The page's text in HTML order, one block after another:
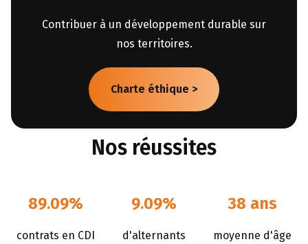
Contribuer à un développement durable sur
nos territoires.
Charte éthique >
Nos réussites
89.09%
contrats en CDI
9.09%
d'alternants
38 ans
moyenne d'âge